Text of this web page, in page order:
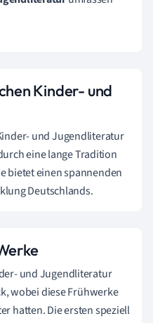
Kinder- und
und Jugendliteratur
eine lange Tradition
bietet einen spannenden
Deutschlands.
und Jugendliteratur
wobei diese Frühwerke
hatten. Die ersten speziell